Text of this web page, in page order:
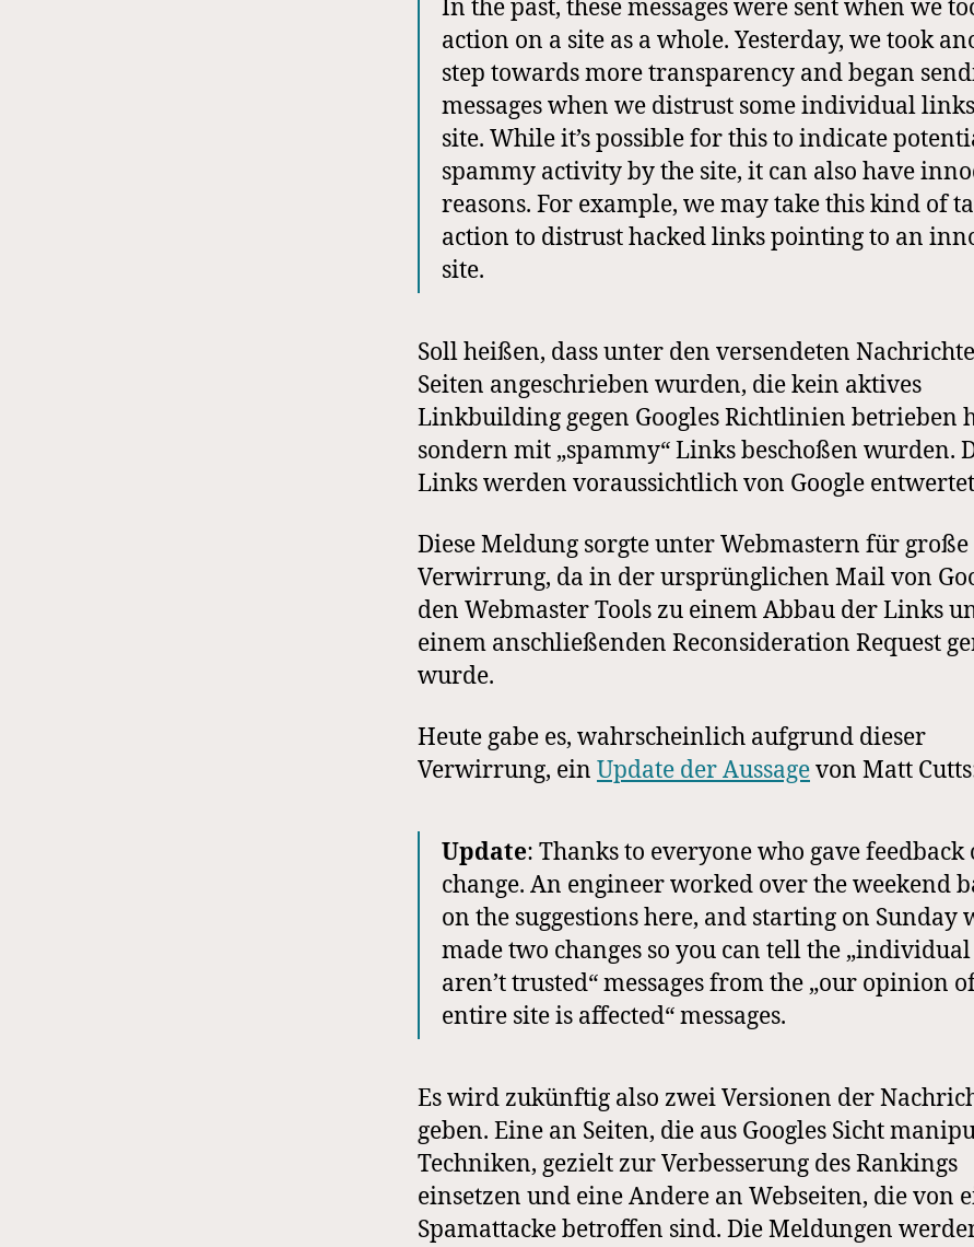
In the past, these messages were sent when we
action on a site as a whole. Yesterday, we took
step towards more transparency and began
messages when we distrust some individual
site. While it’s possible for this to indicate
spammy activity by the site, it can also have
reasons. For example, we may take this kind of
action to distrust hacked links pointing to an
site.
Soll heißen, dass unter den versendeten
Seiten angeschrieben wurden, die kein aktives
Linkbuilding gegen Googles Richtlinien betrieben
sondern mit „spammy“ Links beschoßen wurden.
Links werden voraussichtlich von Google
Diese Meldung sorgte unter Webmastern für große
Verwirrung, da in der ursprünglichen Mail von
den Webmaster Tools zu einem Abbau der Links
einem anschließenden Reconsideration Request
wurde.
Heute gabe es, wahrscheinlich aufgrund dieser
Verwirrung, ein Update der Aussagevon Matt
Update: Thanks to everyone who gave feedback
change. An engineer worked over the weekend
on the suggestions here, and starting on Sunday
made two changes so you can tell the
aren’t trusted“ messages from the „our opinion
entire site is affected“ messages.
Es wird zukünftig also zwei Versionen der
geben. Eine an Seiten, die aus Googles Sicht
Techniken, gezielt zur Verbesserung des Rankings
einsetzen und eine Andere an Webseiten, die von
Spamattacke betroffen sind. Die Meldungen